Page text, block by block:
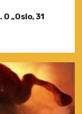
„Oslo, 31